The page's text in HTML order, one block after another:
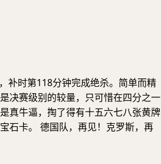
补时第118分钟完成绝杀。简单而精
决赛级别的较量，只可惜在四分之一
真牛逼，掏了得有十五六七八张黄牌
石卡。 德国队，再见！克罗斯，再